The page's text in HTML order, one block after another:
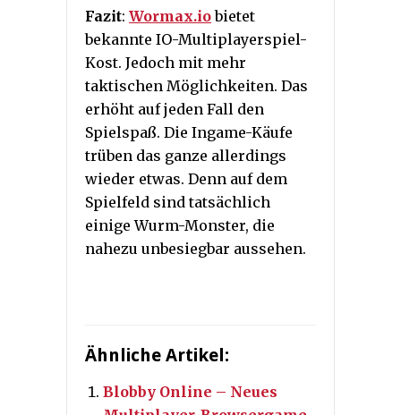
Fazit: Wormax.iobietet
bekannte IO-Multiplayerspiel-
Kost. Jedoch mit mehr
taktischen Möglichkeiten. Das
erhöht auf jeden Fall den
Spielspaß. Die Ingame-Käufe
trüben das ganze allerdings
wieder etwas. Denn auf dem
Spielfeld sind tatsächlich
einige Wurm-Monster, die
nahezu unbesiegbar aussehen.
Ähnliche Artikel:
Blobby Online – Neues